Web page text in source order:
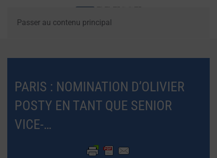
Passer au contenu principal
PARIS : NOMINATION D’OLIVIER
POSTY EN TANT QUE SENIOR
VICE-…